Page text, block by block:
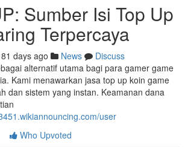
Sumber Isi Top Up
Terpercaya
81 days ago News
Discuss
alternatif utama bagi para gamer game
Kami menawarkan jasa top up koin game
dan sistem yang instan. Keamanan dana
user
Who Upvoted